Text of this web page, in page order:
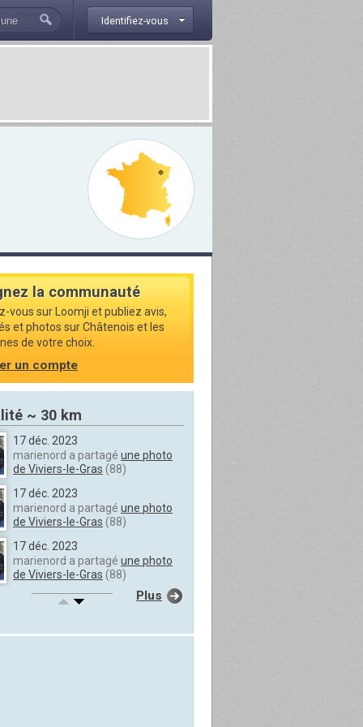
Identifiez-vous
la communauté
vous sur Loomji et publiez avis,
et photos sur Châtenois et les
de votre choix.
un compte
~ 30 km
17 déc. 2023
marienord a partagé une photo
de Viviers-le-Gras (88)
17 déc. 2023
marienord a partagé une photo
de Viviers-le-Gras (88)
17 déc. 2023
marienord a partagé une photo
de Viviers-le-Gras (88)
17 déc. 2023
Plus